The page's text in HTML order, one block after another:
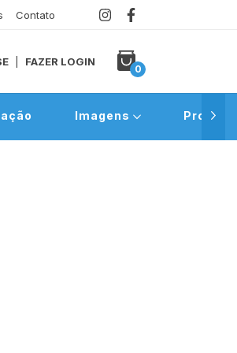
Contato
FAZER LOGIN
0
Imagens